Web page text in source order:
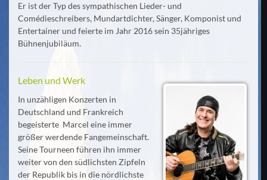
Er ist der Typ des sympathischen Lieder- und
Comédieschreibers, Mundartdichter, Sänger, Komponist und
Entertainer und feierte im Jahr 2016 sein 35jähriges
Bühnenjubiläum.
Leben und Werk
In unzähligen Konzerten in
Deutschland und Frankreich
begeisterte Marcel eine immer
größer werdende Fangemeinschaft.
Seine Tourneen führen ihn immer
weiter von den südlichsten Zipfeln
der Republik bis in die nördlichste